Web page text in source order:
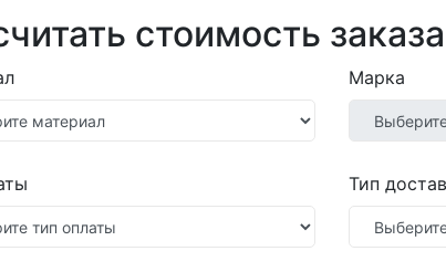
стоимость заказа
Марка
Тип